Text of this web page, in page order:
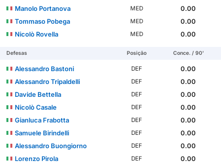
Manolo Portanova
MED
0.00
Tommaso Pobega
MED
0.00
Nicolò Rovella
MED 0.00
Defesas Posição Conce. / 90'
Alessandro Bastoni DEF
0.00
Alessandro Tripaldelli
DEF
0.00
Davide Bettella
DEF
0.00
Nicolò Casale
DEF
0.00
Gianluca Frabotta
DEF
0.00
Samuele Birindelli
DEF
0.00
Alessandro Buongiorno
DEF
0.00
Lorenzo Pirola
DEF
0.00